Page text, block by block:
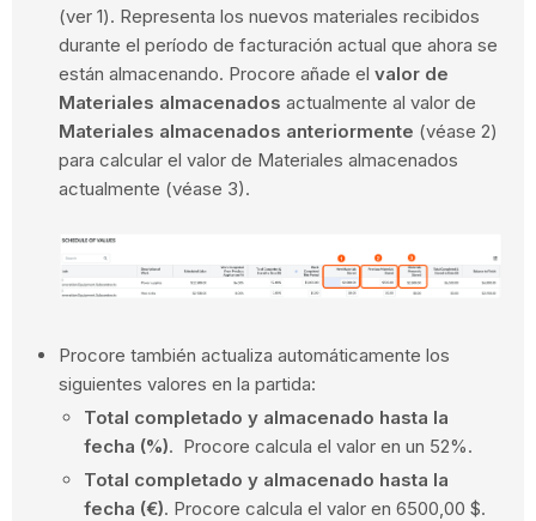
(ver 1). Representa los nuevos materiales recibidos
durante el período de facturación actual que ahora se
están almacenando. Procore añade elvalor de
Materiales almacenados actualmente al valor de
Materiales almacenados anteriormente (véase 2)
para calcular el valor de Materiales almacenados
actualmente (véase 3).
Procore también actualiza automáticamente los
siguientes valores en la partida:
Total completado y almacenado hasta la
fecha (%). Procore calcula el valor en un 52%.
Total completado y almacenado hasta la
fecha (€). Procore calcula el valor en 6500,00 $.